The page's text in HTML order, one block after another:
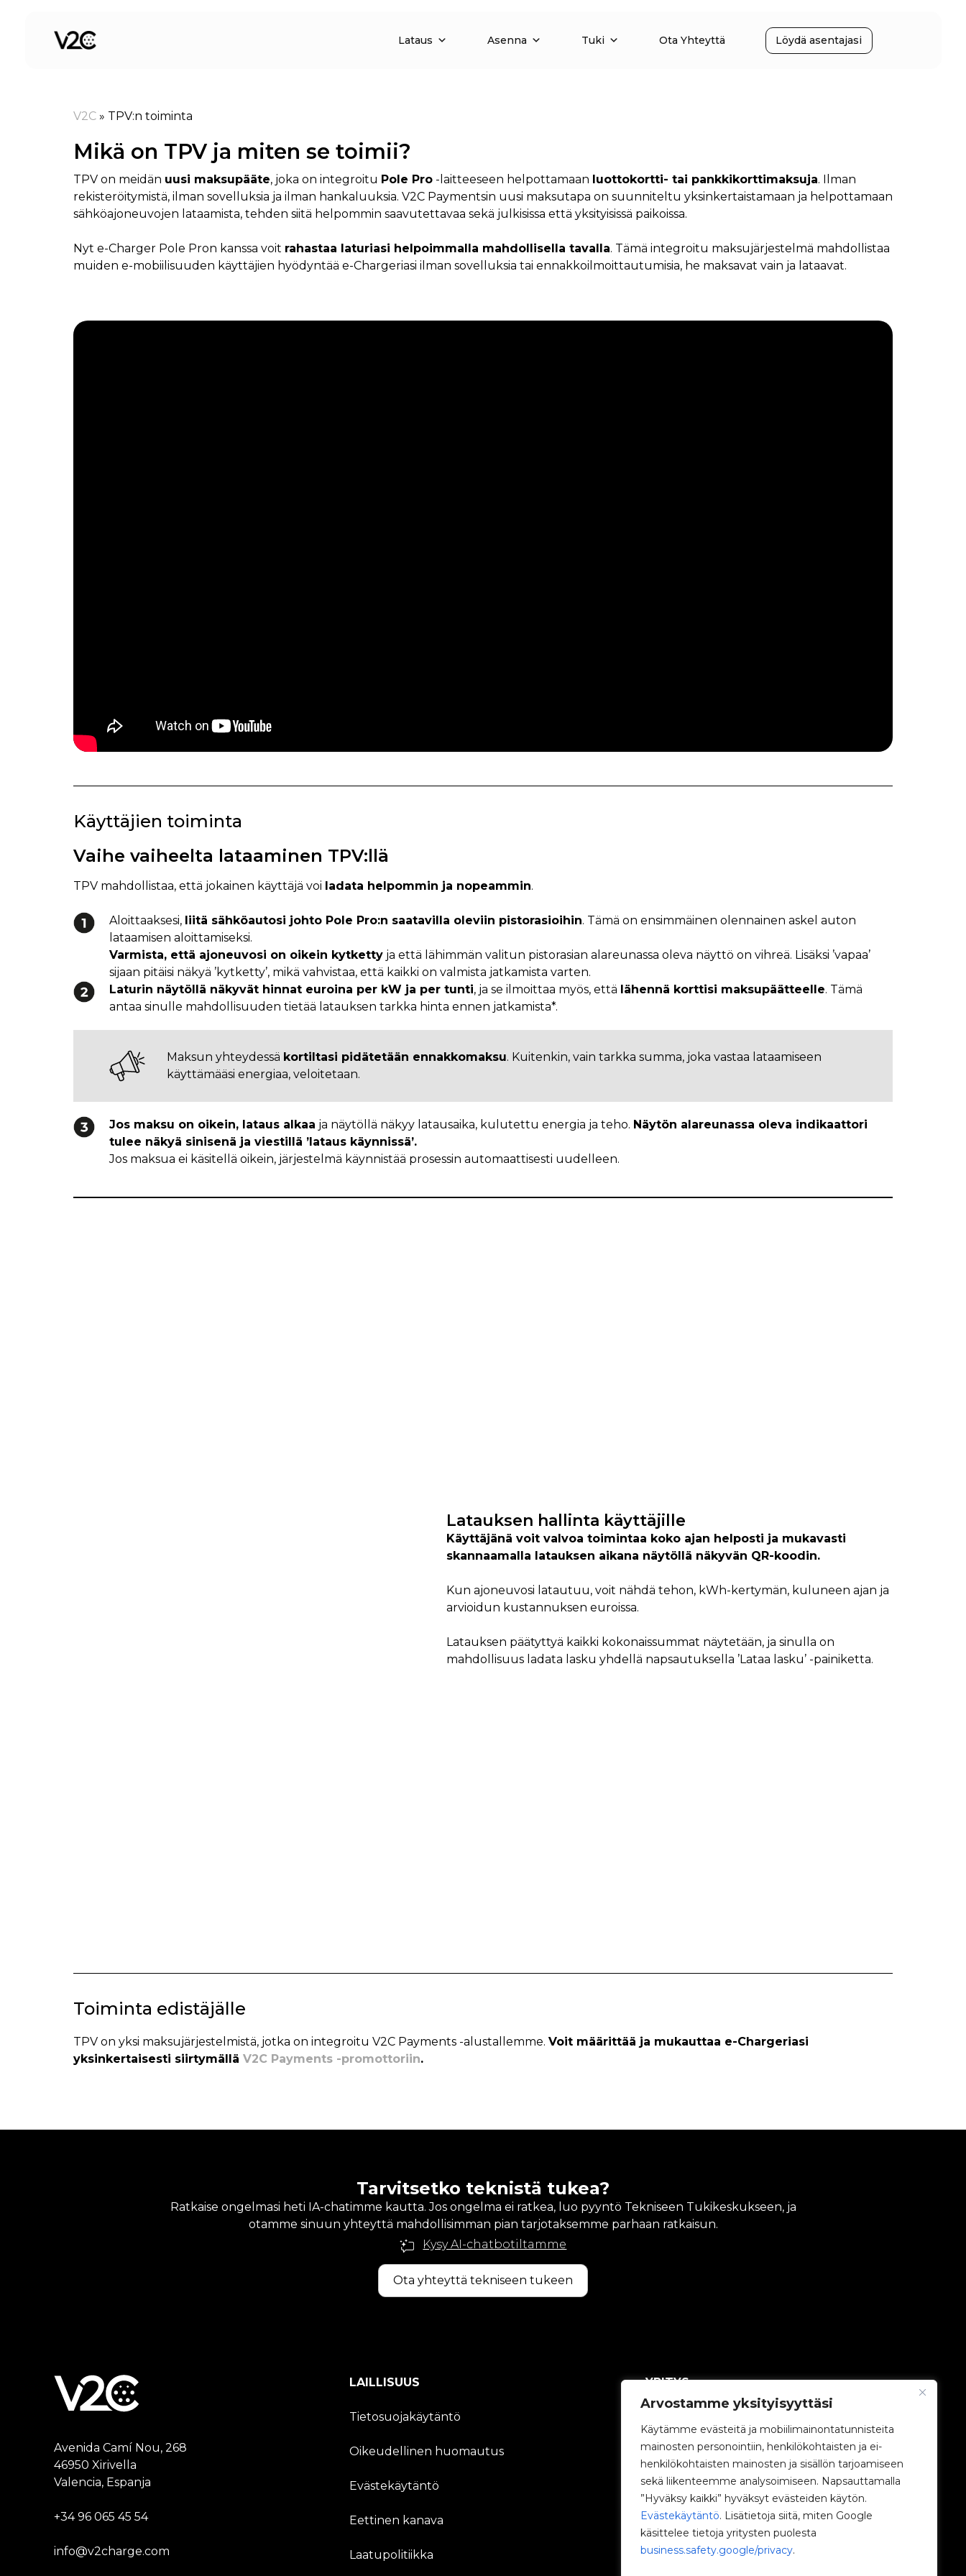
Arvostamme yksityisyyttäsi
Käytämme evästeitä ja mobiilimainontatunnisteita
mainosten personointiin, henkilökohtaisten ja ei-
henkilökohtaisten mainosten ja sisällön tarjoamiseen
sekä liikenteemme analysoimiseen. Napsauttamalla
”Hyväksy kaikki” hyväksyt evästeiden käytön.
Evästekäytäntö. Lisätietoja siitä, miten Google
käsittelee tietoja yritysten puolesta
business.safety.google/privacy.
Lataus Asenna Tuki Ota Yhteyttä Löydä asentajasi
V2C » TPV:n toiminta
Mikä on TPV ja miten se toimii?
TPV on meidän uusi maksupääte, joka on integroitu Pole Pro -laitteeseen helpottamaan luottokortti- tai pankkikorttimaksuja. Ilman
rekisteröitymistä, ilman sovelluksia ja ilman hankaluuksia. V2C Paymentsin uusi maksutapa on suunniteltu yksinkertaistamaan ja helpottamaan
sähköajoneuvojen lataamista, tehden siitä helpommin saavutettavaa sekä julkisissa että yksityisissä paikoissa.
Nyt e-Charger Pole Pron kanssa voit rahastaa laturiasi helpoimmalla mahdollisella tavalla. Tämä integroitu maksujärjestelmä mahdollistaa
muiden e-mobiilisuuden käyttäjien hyödyntää e-Chargeriasi ilman sovelluksia tai ennakkoilmoittautumisia, he maksavat vain ja lataavat.
Käyttäjien toiminta
Vaihe vaiheelta lataaminen TPV:llä
TPV mahdollistaa, että jokainen käyttäjä voi ladata helpommin ja nopeammin.
Aloittaaksesi, liitä sähköautosi johto Pole Pro:n saatavilla oleviin pistorasioihin. Tämä on ensimmäinen olennainen askel auton
lataamisen aloittamiseksi.
Varmista, että ajoneuvosi on oikein kytketty ja että lähimmän valitun pistorasian alareunassa oleva näyttö on vihreä. Lisäksi ’vapaa’
sijaan pitäisi näkyä ’kytketty’, mikä vahvistaa, että kaikki on valmista jatkamista varten.
Laturin näytöllä näkyvät hinnat euroina per kW ja per tunti, ja se ilmoittaa myös, että lähennä korttisi maksupäätteelle. Tämä
antaa sinulle mahdollisuuden tietää latauksen tarkka hinta ennen jatkamista*.
Maksun yhteydessä kortiltasi pidätetään ennakkomaksu. Kuitenkin, vain tarkka summa, joka vastaa lataamiseen
käyttämääsi energiaa, veloitetaan.
Jos maksu on oikein, lataus alkaa ja näytöllä näkyy latausaika, kulutettu energia ja teho. Näytön alareunassa oleva indikaattori
tulee näkyä sinisenä ja viestillä ’lataus käynnissä’.
Jos maksua ei käsitellä oikein, järjestelmä käynnistää prosessin automaattisesti uudelleen.
Latauksen hallinta käyttäjille
Käyttäjänä voit valvoa toimintaa koko ajan helposti ja mukavasti
skannaamalla latauksen aikana näytöllä näkyvän QR-koodin.
Kun ajoneuvosi latautuu, voit nähdä tehon, kWh-kertymän, kuluneen ajan ja
arvioidun kustannuksen euroissa.
Latauksen päätyttyä kaikki kokonaissummat näytetään, ja sinulla on
mahdollisuus ladata lasku yhdellä napsautuksella ’Lataa lasku’ -painiketta.
Toiminta edistäjälle
TPV on yksi maksujärjestelmistä, jotka on integroitu V2C Payments -alustallemme. Voit määrittää ja mukauttaa e-Chargeriasi
yksinkertaisesti siirtymällä V2C Payments -promottoriin.
Tarvitsetko teknistä tukea?
Ratkaise ongelmasi heti IA-chatimme kautta. Jos ongelma ei ratkea, luo pyyntö Tekniseen Tukikeskukseen, ja
otamme sinuun yhteyttä mahdollisimman pian tarjotaksemme parhaan ratkaisun.
Kysy AI-chatbotiltamme
Ota yhteyttä tekniseen tukeen
Avenida Camí Nou, 268
46950 Xirivella
Valencia, Espanja
+34 96 065 45 54
info@v2charge.com
LAILLISUUS
Tietosuojakäytäntö
Oikeudellinen huomautus
Evästekäytäntö
Eettinen kanava
Laatupolitiikka
YRITYS
Työskentele kanssamme
e-Chargers
V2C Power
V2C Cloud